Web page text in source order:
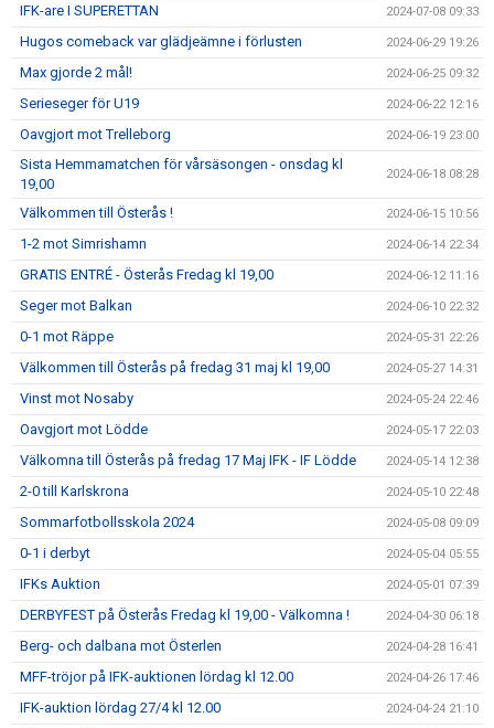
IFK-are I SUPERETTAN 2024-07-08 09:33
Hugos comeback var glädjeämne i förlusten 2024-06-29 19:26
Max gjorde 2 mål! 2024-06-25 09:32
Serieseger för U19 2024-06-22 12:16
Oavgjort mot Trelleborg 2024-06-19 23:00
Sista Hemmamatchen för vårsäsongen - onsdag kl
19,00
2024-06-18 08:28
Välkommen till Österås ! 2024-06-15 10:56
1-2 mot Simrishamn 2024-06-14 22:34
GRATIS ENTRÉ - Österås Fredag kl 19,00 2024-06-12 11:16
Seger mot Balkan 2024-06-10 22:32
0-1 mot Räppe 2024-05-31 22:26
Välkommen till Österås på fredag 31 maj kl 19,00 2024-05-27 14:31
Vinst mot Nosaby 2024-05-24 22:46
Oavgjort mot Lödde 2024-05-17 22:03
Välkomna till Österås på fredag 17 Maj IFK - IF Lödde 2024-05-14 12:38
2-0 till Karlskrona 2024-05-10 22:48
Sommarfotbollsskola 2024 2024-05-08 09:09
0-1 i derbyt 2024-05-04 05:55
IFKs Auktion 2024-05-01 07:39
DERBYFEST på Österås Fredag kl 19,00 - Välkomna ! 2024-04-30 06:18
Berg- och dalbana mot Österlen 2024-04-28 16:41
MFF-tröjor på IFK-auktionen lördag kl 12.00 2024-04-26 17:46
IFK-auktion lördag 27/4 kl 12.00 2024-04-24 21:10